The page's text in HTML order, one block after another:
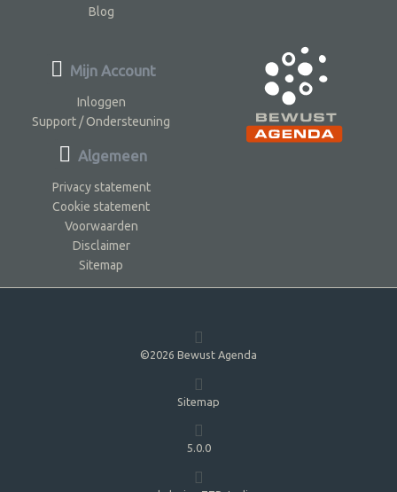
Blog
Mijn Account
Inloggen
Support / Ondersteuning
Algemeen
Privacy statement
Cookie statement
Voorwaarden
Disclaimer
Sitemap
©2026 Bewust Agenda
Sitemap
5.0.0